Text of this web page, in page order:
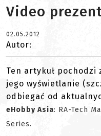
Video
02.05.2012
Autor:
Ten artykuł
jego wyświetlanie
odbiegać od
eHobby Asia: RA-Tech
Series.